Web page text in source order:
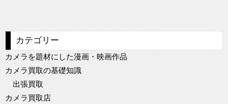
カテゴリー
カメラを題材にした漫画・映画作品
カメラ買取の基礎知識
出張買取
カメラ買取店